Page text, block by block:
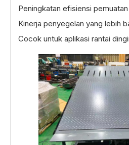
Peningkatan efisiensi pemuatan
Kinerja penyegelan yang lebih
Cocok untuk aplikasi rantai